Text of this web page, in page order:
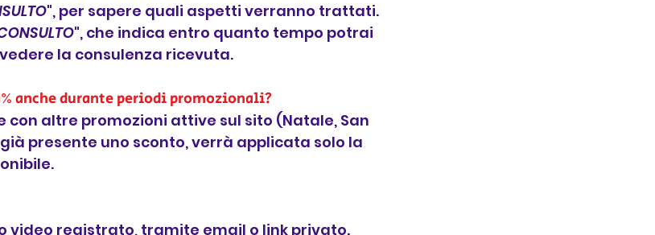
", per sapere quali aspetti verranno trattati.
", che indica entro quanto tempo potrai
la consulenza ricevuta.
anche durante periodi promozionali?
con altre promozioni attive sul sito (Natale, San
già presente uno sconto, verrà applicata solo la
video registrato, tramite email o link privato.